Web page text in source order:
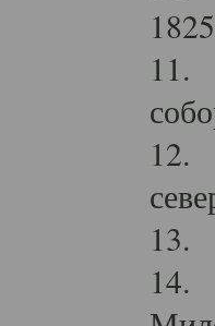
11.
12.
13.
14.